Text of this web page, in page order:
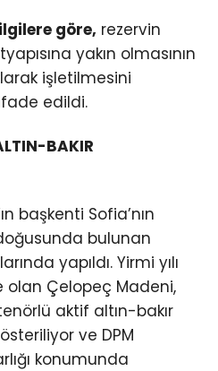
göre, rezervin
yakın olmasının
işletilmesini
edildi.
BAKIR
başkenti Sofia’nın
bulunan
yapıldı. Yirmi yılı
olan Çelopeç Madeni,
aktif altın-bakır
ve DPM
konumunda